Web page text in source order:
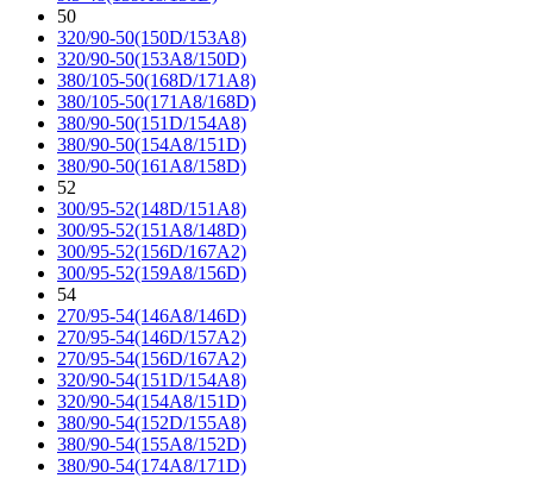
50
320/90-50(150D/153A8)
320/90-50(153A8/150D)
380/105-50(168D/171A8)
380/105-50(171A8/168D)
380/90-50(151D/154A8)
380/90-50(154A8/151D)
380/90-50(161A8/158D)
52
300/95-52(148D/151A8)
300/95-52(151A8/148D)
300/95-52(156D/167A2)
300/95-52(159A8/156D)
54
270/95-54(146A8/146D)
270/95-54(146D/157A2)
270/95-54(156D/167A2)
320/90-54(151D/154A8)
320/90-54(154A8/151D)
380/90-54(152D/155A8)
380/90-54(155A8/152D)
380/90-54(174A8/171D)